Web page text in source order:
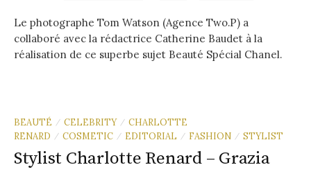
Le photographe Tom Watson (Agence Two.P) a
collaboré avec la rédactrice Catherine Baudet à la
réalisation de ce superbe sujet Beauté Spécial Chanel.
BEAUTÉ / CELEBRITY / CHARLOTTE
RENARD
/ COSMETIC / EDITORIAL / FASHION / STYLIST
Stylist Charlotte Renard – Grazia